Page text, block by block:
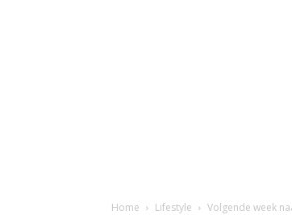
Home Lifestyle Volgende week